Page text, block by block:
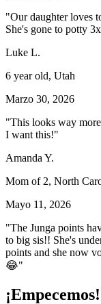
"Our daughter loves
She's gone to potty
Luke L.
6 year old, Utah
Marzo 30, 2026
"This looks way
I want this!"
Amanda Y.
Mom of 2, North
Mayo 11, 2026
"The Junga points
to big sis!! She's
points and she now
😂"
¡Empecemos!